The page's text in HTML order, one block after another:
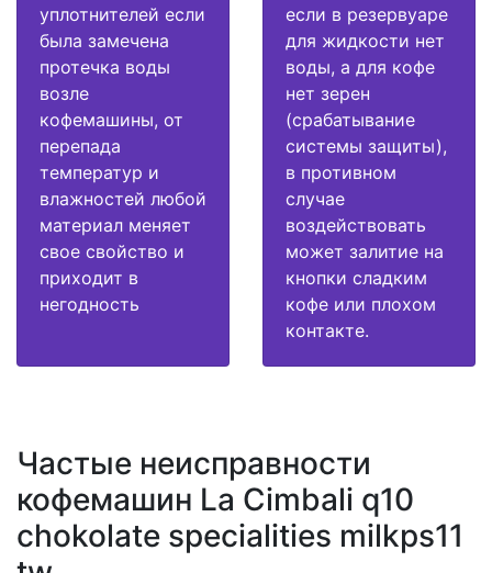
уплотнителей если
была замечена
протечка воды
возле
кофемашины, от
перепада
температур и
влажностей любой
материал меняет
свое свойство и
приходит в
негодность
если в резервуаре
для жидкости нет
воды, а для кофе
нет зерен
(срабатывание
системы защиты),
в противном
случае
воздействовать
может залитие на
кнопки сладким
кофе или плохом
контакте.
Частые неисправности
кофемашин La Cimbali q10
chokolate specialities milkps11